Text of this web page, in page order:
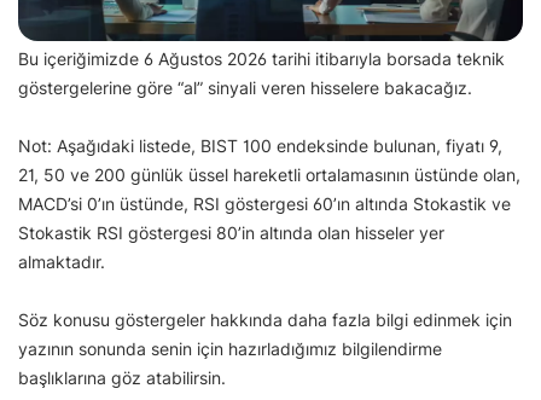
Bu içeriğimizde 6 Ağustos 2026 tarihi itibarıyla borsada teknik
göstergelerine göre “al” sinyali veren hisselere bakacağız.
Not: Aşağıdaki listede, BIST 100 endeksinde bulunan, fiyatı 9,
21, 50 ve 200 günlük üssel hareketli ortalamasının üstünde olan,
MACD’si 0’ın üstünde, RSI göstergesi 60’ın altında Stokastik ve
Stokastik RSI göstergesi 80’in altında olan hisseler yer
almaktadır.
Söz konusu göstergeler hakkında daha fazla bilgi edinmek için
yazının sonunda senin için hazırladığımız bilgilendirme
başlıklarına göz atabilirsin.